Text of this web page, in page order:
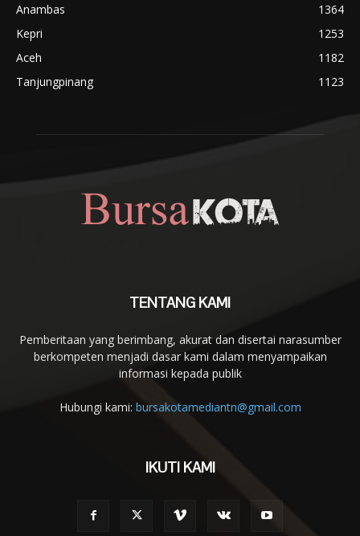
Anambas
1364
Kepri
1253
Aceh
1182
Tanjungpinang
1123
TENTANG KAMI
Pemberitaan yang berimbang, akurat dan disertai narasumber
berkompeten menjadi dasar kami dalam menyampaikan
informasi kepada publik
Hubungi kami: bursakotamediantn@gmail.com
IKUTI KAMI